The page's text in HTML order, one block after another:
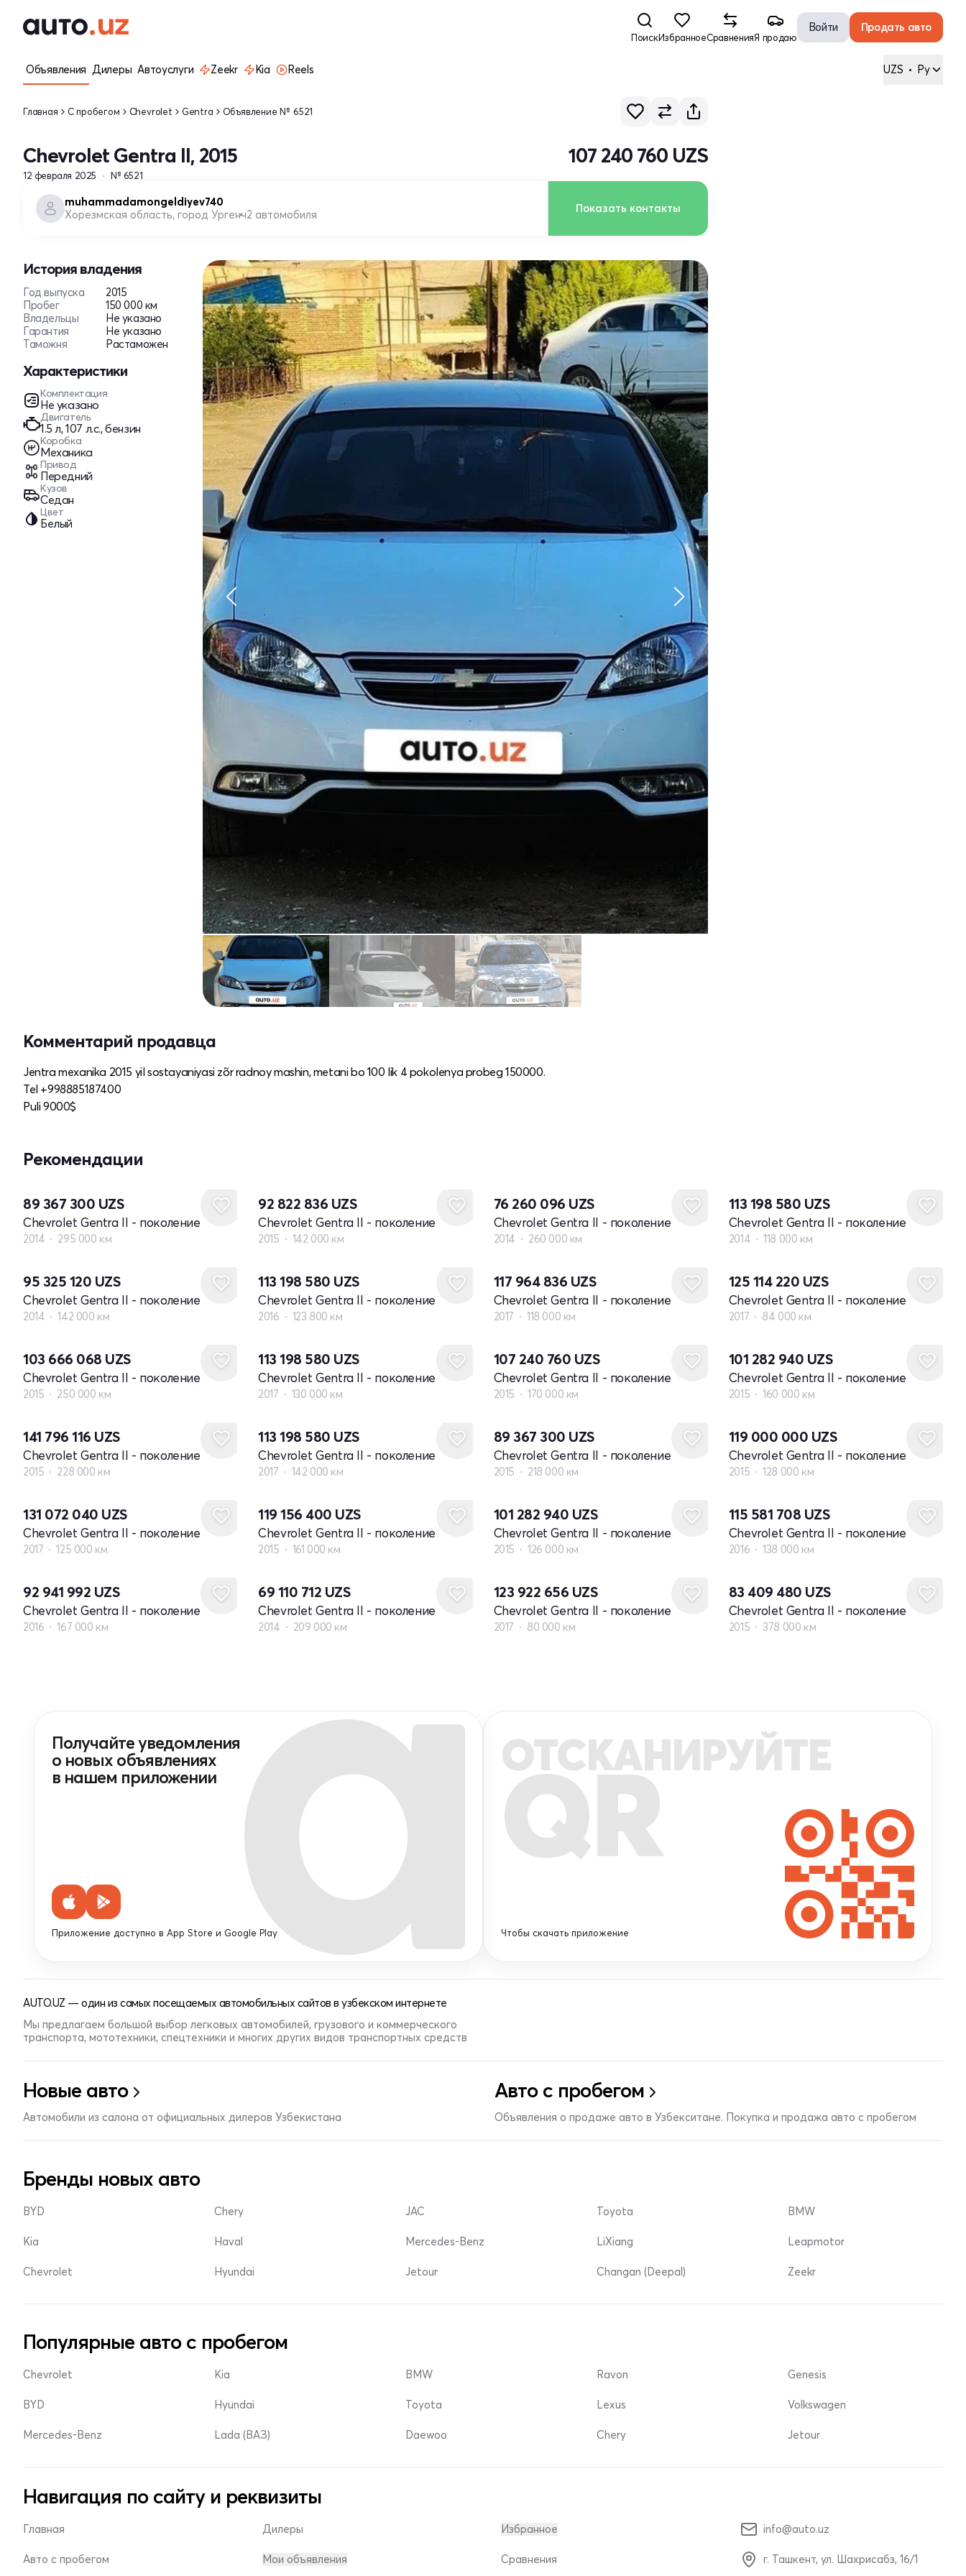
ПоискИзбранноеСравненияЯ продаю
Войти Продать авто
Объявления Дилеры Автоуслуги Zeekr Kia Reels UZS • Ру
Главная С пробегом Chevrolet Gentra Объявление № 6521
Chevrolet Gentra II, 2015
12 февраля 2025 № 6521
107 240 760 UZS
muhammadamongeldiyev740
Хорезмская область, город Ургенч2 автомобиля Показать контакты
История владения
Год выпуска
2015
Пробег
150 000 км
Владельцы
Не указано
Гарантия
Не указано
Таможня
Растаможен
Характеристики
Комплектация
Не указано
Двигатель
1.5 л, 107 л.с., бензин
Коробка
Механика
Привод
Передний
Кузов
Седан
Цвет
Белый
Комментарий продавца
Jentra mexanika 2015 yil sostayaniyasi zõr radnoy mashin, metani bo 100 lik 4 pokolenya probeg 150000.
Tel +998885187400
Puli 9000$
Рекомендации
89 367 300 UZS
Chevrolet Gentra II - поколение
2014 295 000 км
92 822 836 UZS
Chevrolet Gentra II - поколение
2015 142 000 км
76 260 096 UZS
Chevrolet Gentra II - поколение
2014 260 000 км
113 198 580 UZS
Chevrolet Gentra II - поколение
2014 118 000 км
95 325 120 UZS
Chevrolet Gentra II - поколение
2014 142 000 км
113 198 580 UZS
Chevrolet Gentra II - поколение
2016 123 800 км
117 964 836 UZS
Chevrolet Gentra II - поколение
2017 118 000 км
125 114 220 UZS
Chevrolet Gentra II - поколение
2017 84 000 км
103 666 068 UZS
Chevrolet Gentra II - поколение
2015 250 000 км
113 198 580 UZS
Chevrolet Gentra II - поколение
2017 130 000 км
107 240 760 UZS
Chevrolet Gentra II - поколение
2015 170 000 км
101 282 940 UZS
Chevrolet Gentra II - поколение
2015 160 000 км
141 796 116 UZS
Chevrolet Gentra II - поколение
2015 228 000 км
113 198 580 UZS
Chevrolet Gentra II - поколение
2017 142 000 км
89 367 300 UZS
Chevrolet Gentra II - поколение
2015 218 000 км
119 000 000 UZS
Chevrolet Gentra II - поколение
2015 128 000 км
131 072 040 UZS
Chevrolet Gentra II - поколение
2017 125 000 км
119 156 400 UZS
Chevrolet Gentra II - поколение
2015 161 000 км
101 282 940 UZS
Chevrolet Gentra II - поколение
2015 126 000 км
115 581 708 UZS
Chevrolet Gentra II - поколение
2016 138 000 км
92 941 992 UZS
Chevrolet Gentra II - поколение
2016 167 000 км
69 110 712 UZS
Chevrolet Gentra II - поколение
2014 209 000 км
123 922 656 UZS
Chevrolet Gentra II - поколение
2017 80 000 км
83 409 480 UZS
Chevrolet Gentra II - поколение
2015 378 000 км
Получайте уведомления
о новых объявлениях
в нашем приложении
Приложение доступно в App Store и Google Play
ОТСКАНИРУЙТЕ
QR
Чтобы скачать приложение
AUTO.UZ — один из самых посещаемых автомобильных сайтов в узбекском интернете
Мы предлагаем большой выбор легковых автомобилей, грузового и коммерческого
транспорта, мототехники, спецтехники и многих других видов транспортных средств
Новые авто
Автомобили из салона от официальных дилеров Узбекистана
Авто с пробегом
Объявления о продаже авто в Узбекситане. Покупка и продажа авто с пробегом
Бренды новых авто
BYD
Kia
Chevrolet
Chery
Haval
Hyundai
JAC
Mercedes-Benz
Jetour
Toyota
LiXiang
Changan (Deepal)
BMW
Leapmotor
Zeekr
Популярные авто с пробегом
Chevrolet
BYD
Mercedes-Benz
Kia
Hyundai
Lada (ВАЗ)
BMW
Toyota
Daewoo
Ravon
Lexus
Chery
Genesis
Volkswagen
Jetour
Навигация по сайту и реквизиты
Главная
Авто с пробегом
Дилеры
Мои объявления
Избранное
Сравнения
info@auto.uz
г. Ташкент, ул. Шахрисабз, 16/1